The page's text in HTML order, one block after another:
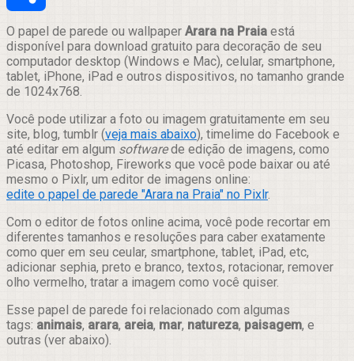
Compartilhar
O papel de parede ou wallpaper Arara na Praia está
disponível para download gratuito para decoração de seu
computador desktop (Windows e Mac), celular, smartphone,
tablet, iPhone, iPad e outros dispositivos, no tamanho grande
de 1024x768.
Você pode utilizar a foto ou imagem gratuitamente em seu
site, blog, tumblr (veja mais abaixo), timelime do Facebook e
até editar em algum softwarede edição de imagens, como
Picasa, Photoshop, Fireworks que você pode baixar ou até
mesmo o Pixlr, um editor de imagens online:
edite o papel de parede "Arara na Praia" no Pixlr.
Com o editor de fotos online acima, você pode recortar em
diferentes tamanhos e resoluções para caber exatamente
como quer em seu ceular, smartphone, tablet, iPad, etc,
adicionar sephia, preto e branco, textos, rotacionar, remover
olho vermelho, tratar a imagem como você quiser.
Esse papel de parede foi relacionado com algumas
tags: animais, arara, areia, mar, natureza, paisagem, e
outras (ver abaixo).